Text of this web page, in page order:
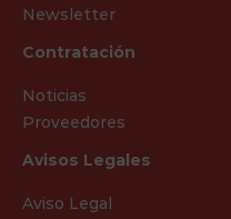
Newsletter
Contratación
Noticias
Proveedores
Avisos Legales
Aviso Legal